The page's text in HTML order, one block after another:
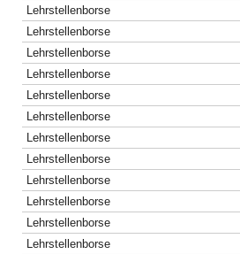
Lehrstellenborse
Lehrstellenborse
Lehrstellenborse
Lehrstellenborse
Lehrstellenborse
Lehrstellenborse
Lehrstellenborse
Lehrstellenborse
Lehrstellenborse
Lehrstellenborse
Lehrstellenborse
Lehrstellenborse